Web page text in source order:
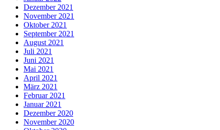
Dezember 2021
November 2021
Oktober 2021
September 2021
August 2021
Juli 2021
Juni 2021
Mai 2021
April 2021
März 2021
Februar 2021
Januar 2021
Dezember 2020
November 2020